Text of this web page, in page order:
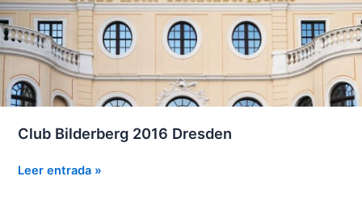
Club Bilderberg 2016 Dresden
Club
Leer entrada »